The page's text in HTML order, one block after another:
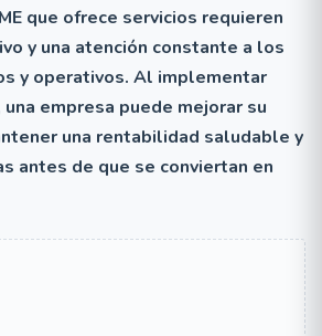
que ofrece servicios requieren
y una atención constante a los
y operativos. Al implementar
empresa puede mejorar su
una rentabilidad saludable y
antes de que se conviertan en